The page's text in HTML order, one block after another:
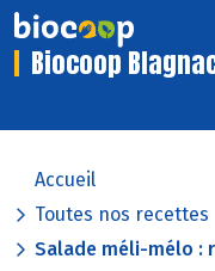
Biocoop
Accueil
Toutes nos recettes
Salade méli-mélo :